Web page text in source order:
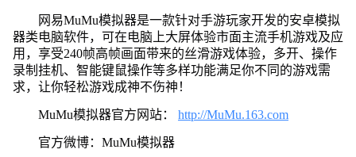
网易MuMu模拟器是一款针对手游玩家开发的安卓模拟
器类电脑软件，可在电脑上大屏体验市面主流手机游戏及应
用，享受240帧高帧画面带来的丝滑游戏体验，多开、操作
录制挂机、智能键鼠操作等多样功能满足你不同的游戏需
求，让你轻松游戏成神不伤神！
MuMu模拟器官方网站： http://MuMu.163.com
官方微博：MuMu模拟器